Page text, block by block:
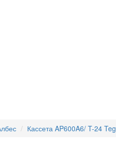
Кассета AP600A6/ T-24